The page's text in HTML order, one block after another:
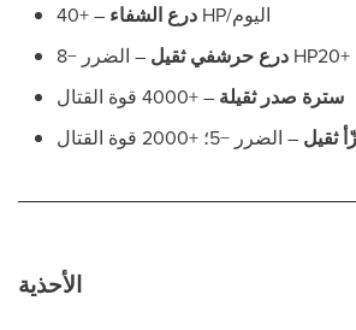
درع الشفاء – +40 HP/اليوم
درع حرشفي ثقيل
سترة صدر ثقيلة – +4000 قوة القتال
ثقيل – الضرر −5؛ +2000 قوة القتال
الأحذية